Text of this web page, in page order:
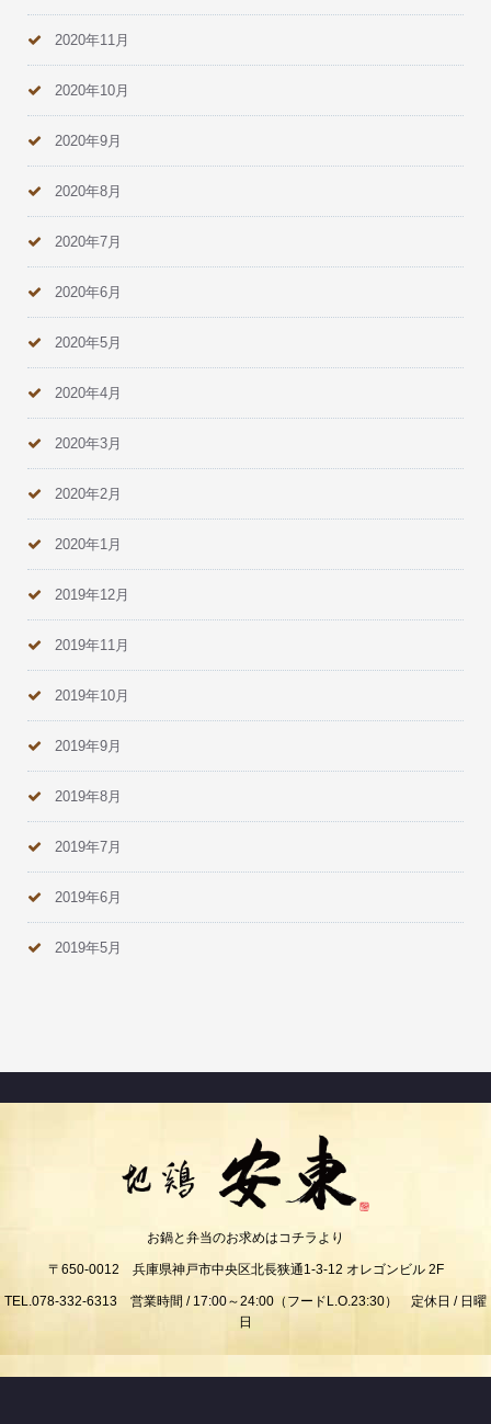
2020年11月
2020年10月
2020年9月
2020年8月
2020年7月
2020年6月
2020年5月
2020年4月
2020年3月
2020年2月
2020年1月
2019年12月
2019年11月
2019年10月
2019年9月
2019年8月
2019年7月
2019年6月
2019年5月
お鍋と弁当のお求めはコチラより
〒650-0012 兵庫県神戸市中央区北長狭通1-3-12 オレゴンビル 2F
TEL.078-332-6313 営業時間 / 17:00～24:00（フードL.O.23:30） 定休日 / 日曜
日